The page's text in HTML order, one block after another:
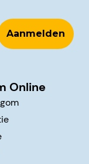
Online